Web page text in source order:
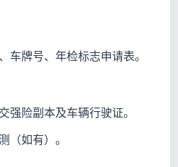
车牌号、年检标志申请表。
强险副本及车辆行驶证。
（如有）。